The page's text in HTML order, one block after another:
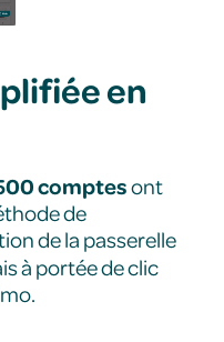
en
comptesont
de
de la passerelle
à portée de clic